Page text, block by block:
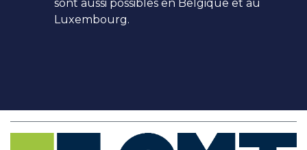
sont aussi possibles en Belgique et au
Luxembourg.